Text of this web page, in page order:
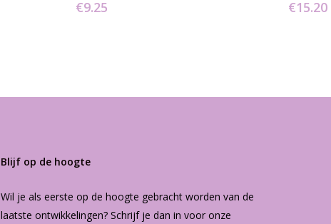
€9.25
€15.20
Blijf op de hoogte
Wil je als eerste op de hoogte gebracht worden van de
laatste ontwikkelingen? Schrijf je dan in voor onze